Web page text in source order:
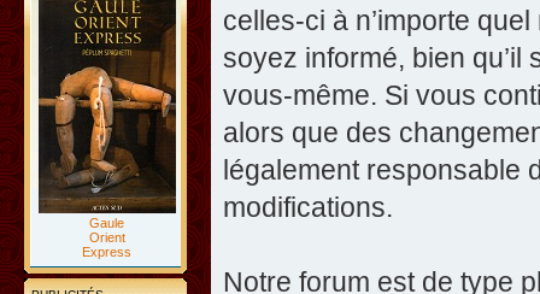
Gaule
Orient
Express
celles-ci à n’importe
soyez informé, bien
vous-même. Si vous
alors que des
légalement responsable
modifications.
Notre forum est de type